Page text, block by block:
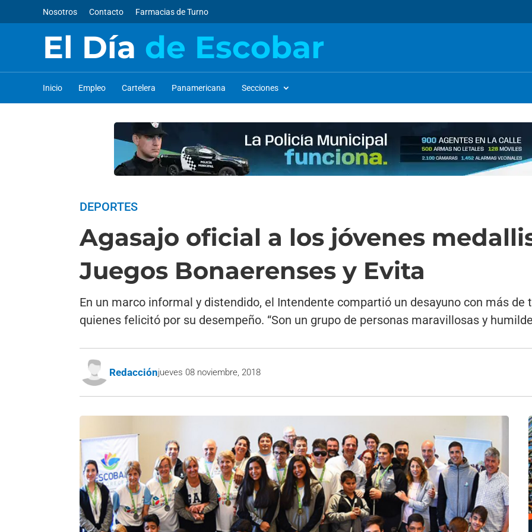
Nosotros Contacto Farmacias de Turno
El Día de Escobar
Inicio Empleo Cartelera Panamericana Secciones
DEPORTES
Agasajo oficial a los jóvenes
Juegos Bonaerenses y Evita
En un marco informal y distendido, el Intendente compartió un desayuno con más
quienes felicitó por su desempeño. “Son un grupo de personas maravillosas y
Redacciónjueves 08 noviembre, 2018